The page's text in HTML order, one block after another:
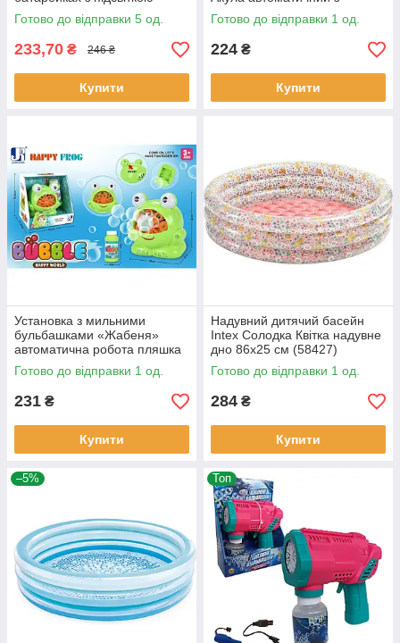
автоматичний з мильним
розчином (QX001)
Готово до відправки 5 од.
233,70 ₴ 246 ₴
Купити
підсвіткою пляшечка з мил
розч (P82518)
Готово до відправки 1 од.
224 ₴
Купити
Установка з мильними
бульбашками «Жабеня»
автоматична робота пляшка
з мильним розчином в
коробці (P 8818)
Готово до відправки 1 од.
231 ₴
Купити
Надувний дитячий басейн
Intex Солодка Квітка надувне
дно 86x25 см (58427)
Готово до відправки 1 од.
284 ₴
Купити
–5% Топ